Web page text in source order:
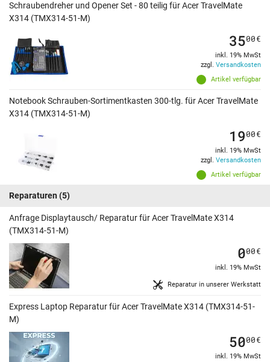
Schraubendreher und Opener Set - 80 teilig für Acer TravelMate
X314 (TMX314-51-M)
Artikel verfügbar
3500€
inkl. 19% MwSt
zzgl. Versandkosten
Notebook Schrauben-Sortimentkasten 300-tlg. für Acer TravelMate
X314 (TMX314-51-M)
Artikel verfügbar
1900€
inkl. 19% MwSt
zzgl. Versandkosten
Reparaturen (5)
Anfrage Displaytausch/ Reparatur für Acer TravelMate X314
(TMX314-51-M)
Reparatur in unserer Werkstatt
000€
inkl. 19% MwSt
Express Laptop Reparatur für Acer TravelMate X314 (TMX314-51-
M)
5000€
inkl. 19% MwSt